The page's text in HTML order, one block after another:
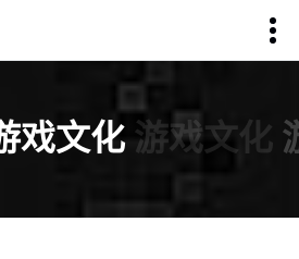
戏文化 游戏文化